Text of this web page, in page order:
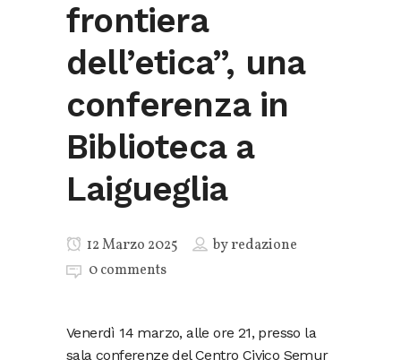
frontiera
dell’etica”, una
conferenza in
Biblioteca a
Laigueglia
12 Marzo 2025 byredazione
0 comments
Venerdì 14 marzo, alle ore 21, presso la
sala conferenze del Centro Civico Semur